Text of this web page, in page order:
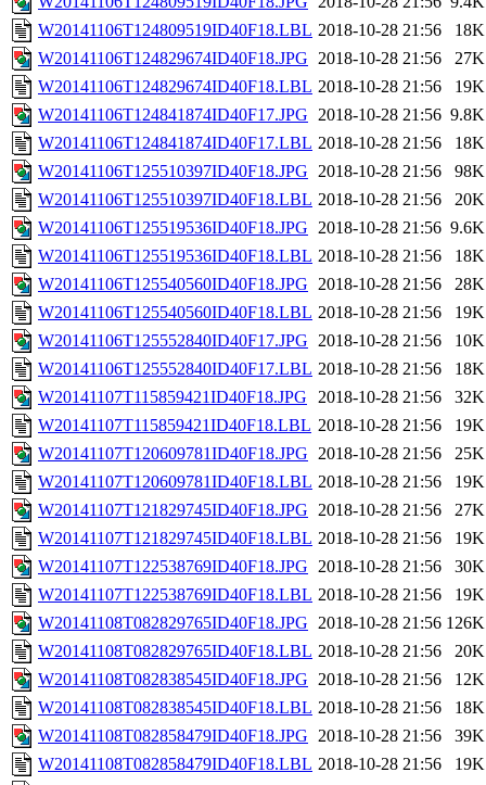
W20141106T124809519ID40F18.LBL 2018-10-28 21:56
18K
W20141106T124829674ID40F18.JPG 2018-10-28 21:56
27K
W20141106T124829674ID40F18.LBL 2018-10-28 21:56
19K
W20141106T124841874ID40F17.JPG 2018-10-28 21:56 9.8K
W20141106T124841874ID40F17.LBL 2018-10-28 21:56
18K
W20141106T125510397ID40F18.JPG 2018-10-28 21:56
98K
W20141106T125510397ID40F18.LBL 2018-10-28 21:56
20K
W20141106T125519536ID40F18.JPG 2018-10-28 21:56 9.6K
W20141106T125519536ID40F18.LBL 2018-10-28 21:56
18K
W20141106T125540560ID40F18.JPG 2018-10-28 21:56
28K
W20141106T125540560ID40F18.LBL 2018-10-28 21:56
19K
W20141106T125552840ID40F17.JPG 2018-10-28 21:56
10K
W20141106T125552840ID40F17.LBL 2018-10-28 21:56
18K
W20141107T115859421ID40F18.JPG
2018-10-28 21:56
32K
W20141107T115859421ID40F18.LBL 2018-10-28 21:56
19K
W20141107T120609781ID40F18.JPG 2018-10-28 21:56
25K
W20141107T120609781ID40F18.LBL 2018-10-28 21:56
19K
W20141107T121829745ID40F18.JPG 2018-10-28 21:56
27K
W20141107T121829745ID40F18.LBL 2018-10-28 21:56
19K
W20141107T122538769ID40F18.JPG 2018-10-28 21:56
30K
W20141107T122538769ID40F18.LBL 2018-10-28 21:56
19K
W20141108T082829765ID40F18.JPG 2018-10-28 21:56 126K
W20141108T082829765ID40F18.LBL 2018-10-28 21:56
20K
W20141108T082838545ID40F18.JPG 2018-10-28 21:56
12K
W20141108T082838545ID40F18.LBL 2018-10-28 21:56
18K
W20141108T082858479ID40F18.JPG 2018-10-28 21:56
39K
W20141108T082858479ID40F18.LBL 2018-10-28 21:56
19K